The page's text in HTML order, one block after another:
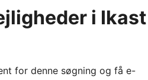
i Ikast
for denne søgning og få e-